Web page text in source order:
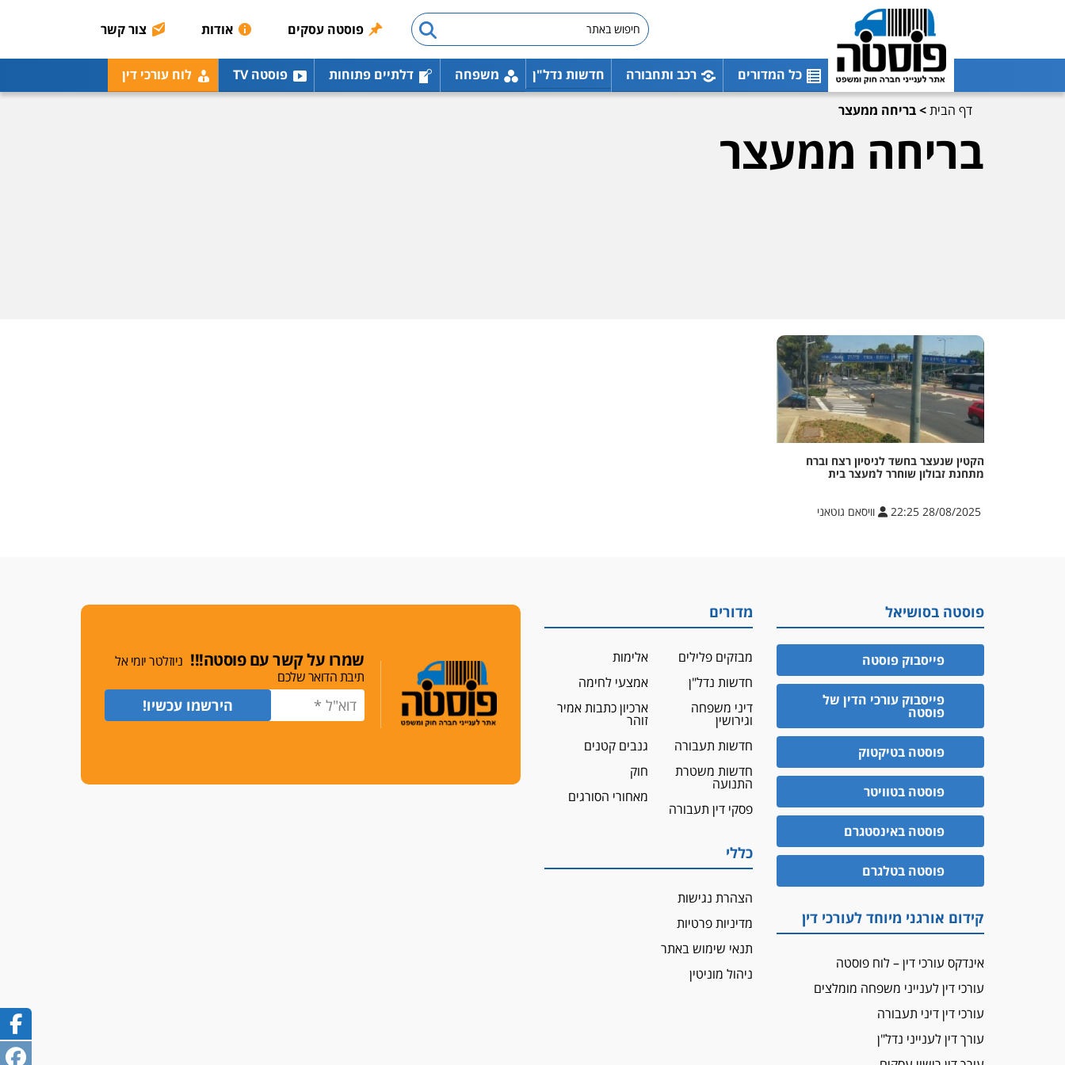
פוסטה עסקים אודות צור קשר
כל המדורים רכב ותחבורה חדשות נדל"ן משפחה דלתיים פתוחות פוסטה TV לוח עורכי דין
דף הבית>בריחה ממעצר
בריחה ממעצר
הקטין שנעצר בחשד לניסיון רצח וברח
מתחנת זבולון שוחרר למעצר בית
28/08/2025 22:25 וויסאם גוטאני
פוסטה בסושיאל
פייסבוק פוסטה
פייסבוק עורכי הדין של
פוסטה
פוסטה בטיקטוק
פוסטה בטוויטר
פוסטה באינסטגרם
פוסטה בטלגרם
קידום אורגני מיוחד לעורכי דין
אינדקס עורכי דין – לוח פוסטה
עורכי דין לענייני משפחה מומלצים
עורכי דין דיני תעבורה
עורך דין לענייני נדל"ן
מדורים
מבזקים פלילים
חדשות נדל"ן
דיני משפחה
וגירושין
חדשות תעבורה
חדשות משטרת
התנועה
פסקי דין תעבורה
אלימות
אמצעי לחימה
ארכיון כתבות אמיר
זוהר
גנבים קטנים
חוק
מאחורי הסורגים
כללי
הצהרת נגישות
מדיניות פרטיות
תנאי שימוש באתר
ניהול מוניטין
שמרו על קשר עם פוסטה!!! ניוזלטר יומי אל
תיבת הדואר שלכם